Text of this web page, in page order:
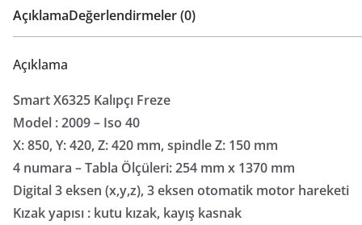
AçıklamaDeğerlendirmeler (0)
Açıklama
Smart X6325 Kalıpçı Freze
Model : 2009 – Iso 40
X: 850, Y: 420, Z: 420 mm, spindle Z: 150 mm
4 numara – Tabla Ölçüleri: 254 mm x 1370 mm
Digital 3 eksen (x,y,z), 3 eksen otomatik motor hareketi
Kızak yapısı : kutu kızak, kayış kasnak